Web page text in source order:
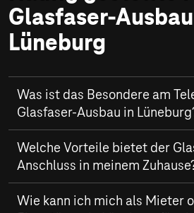
Glasfaser-
Lüneburg
Was ist das Besondere am
Glasfaser-Ausbau in
DerGlasfaser-Ausbauin Lüneburg
bietet Internetgeschwindigkeiten
2.000 MBit/sim Download und
Upload.
Welche Vorteile bietet der
Anschluss in meinem
Mit einem Glasfaser-Anschluss der
Wie kann ich mich als Mieter